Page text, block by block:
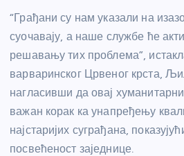
“Грађани су нам указали на
суочавају, а наше службе ће
решавању тих проблема”,
варваринског Црвеног крста,
нагласивши да овај
важан корак ка унапређењу
најстаријих суграђана,
посвећеност заједнице.